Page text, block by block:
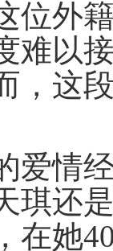
位外
难以
，这
爱情
琪还
在她